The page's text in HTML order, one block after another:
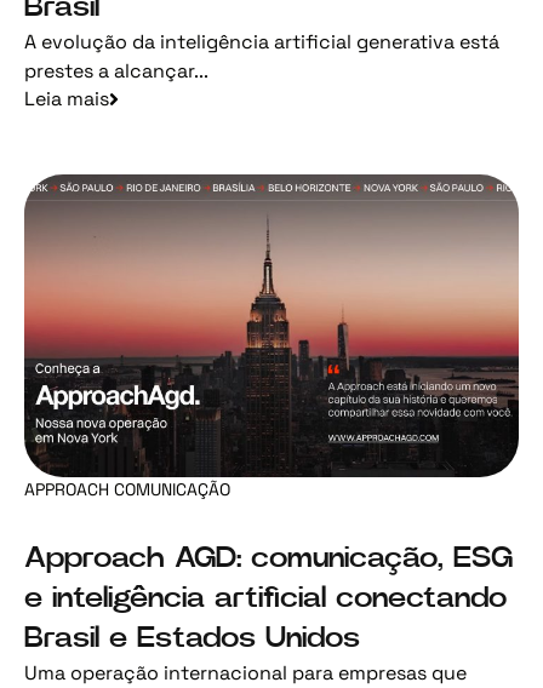
Brasil
A evolução da inteligência artificial generativa está
prestes a alcançar...
Leia mais
APPROACH COMUNICAÇÃO
Approach AGD: comunicação, ESG
e inteligência artificial conectando
Brasil e Estados Unidos
Uma operação internacional para empresas que